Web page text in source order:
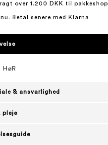
over 1.200 DKK til pakkeshop
nu. Betal senere med Klarna
HøR
& ansvarlighed
pleje